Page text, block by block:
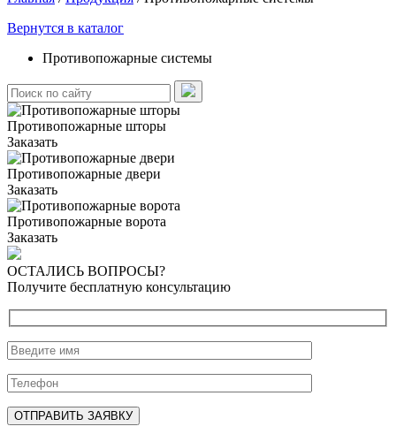
Вернутся в каталог
Противопожарные системы
Поиск:
Противопожарные шторы
Заказать
Противопожарные двери
Заказать
Противопожарные ворота
Заказать
ОСТАЛИСЬ ВОПРОСЫ?
Получите бесплатную консультацию